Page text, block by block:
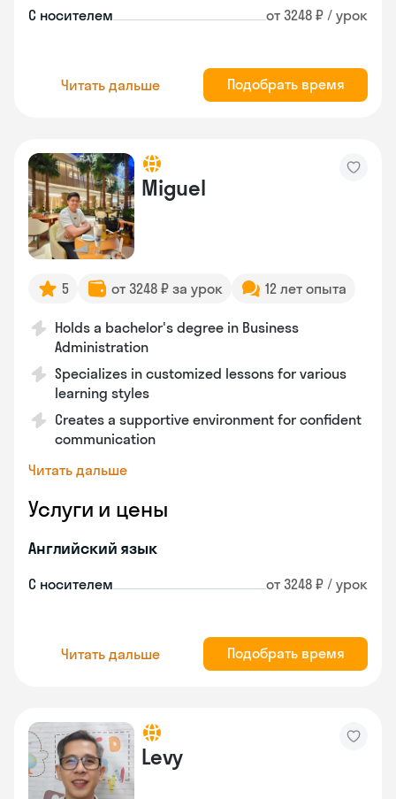
С носителем от 3248 ₽ / урок
Читать дальше Подобрать время
Miguel
5 от 3248 ₽ за урок 12 лет опыта
Holds a bachelor's degree in Business
Administration
Specializes in customized lessons for various
learning styles
Creates a supportive environment for confident
communication
Читать дальше
Услуги и цены
Английский язык
С носителем от 3248 ₽ / урок
Читать дальше Подобрать время
Levy